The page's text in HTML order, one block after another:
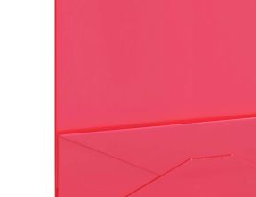
250 x хартиена торбичка